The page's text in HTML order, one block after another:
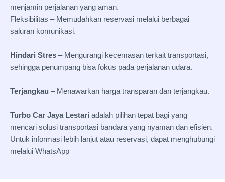
menjamin perjalanan yang aman.
Fleksibilitas – Memudahkan reservasi melalui berbagai
saluran komunikasi.
Hindari Stres – Mengurangi kecemasan terkait transportasi,
sehingga penumpang bisa fokus pada perjalanan udara.
Terjangkau – Menawarkan harga transparan dan terjangkau.
Turbo Car Jaya Lestari adalah pilihan tepat bagi yang
mencari solusi transportasi bandara yang nyaman dan efisien.
Untuk informasi lebih lanjut atau reservasi, dapat menghubungi
melalui WhatsApp